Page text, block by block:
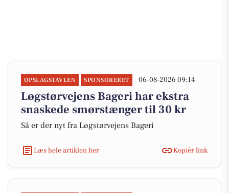
OPSLAGSTAVLEN SPONSORERET 06-08-2026 09:14
Løgstørvejens Bageri har ekstra
snaskede smørstænger til 30 kr
Så er der nyt fra Løgstørvejens Bageri
Læs hele artiklen her Kopiér link